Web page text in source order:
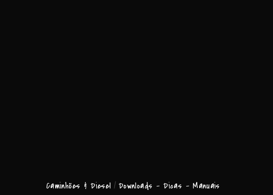
Caminhões & Diesel Downloads - Dicas - Manuais